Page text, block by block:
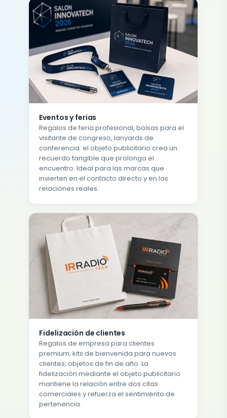
Eventos y ferias
Regalos de feria profesional, bolsas para el
visitante de congreso, lanyards de
conferencia: el objeto publicitario crea un
recuerdo tangible que prolonga el
encuentro. Ideal para las marcas que
invierten en el contacto directo y en las
relaciones reales.
Fidelización de clientes
Regalos de empresa para clientes
premium, kits de bienvenida para nuevos
clientes, objetos de fin de año. La
fidelización mediante el objeto publicitario
mantiene la relación entre dos citas
comerciales y refuerza el sentimiento de
pertenencia.